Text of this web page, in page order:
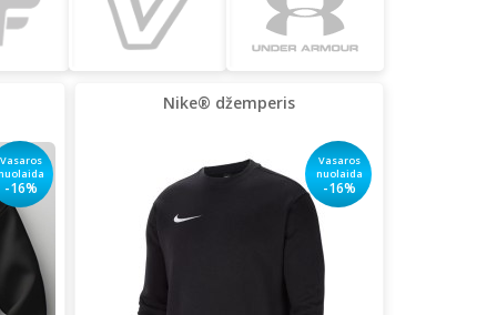
Vasaros
-16%
Nike® džemperis
Vasaros
nuolaida
-16%